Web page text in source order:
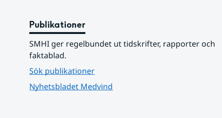
Publikationer
SMHI ger regelbundet ut tidskrifter, rapporter och
faktablad.
Sök publikationer
Nyhetsbladet Medvind